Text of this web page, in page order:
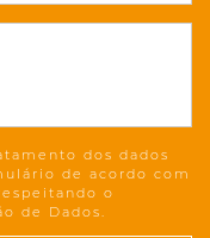
dos dados
de acordo com
o
de Dados.